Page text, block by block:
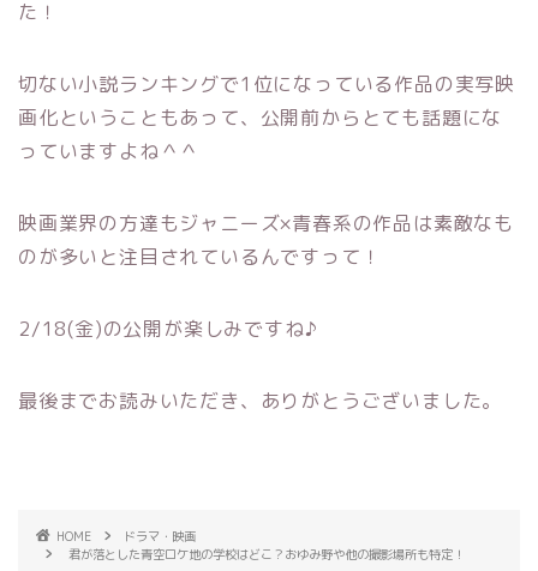
た！
切ない小説ランキングで1位になっている作品の実写映
画化ということもあって、公開前からとても話題にな
っていますよね＾＾
映画業界の方達もジャニーズ×青春系の作品は素敵なも
のが多いと注目されているんですって！
2/18(金)の公開が楽しみですね♪
最後までお読みいただき、ありがとうございました。
HOME
ドラマ・映画
君が落とした青空ロケ地の学校はどこ？おゆみ野や他の撮影場所も特定！